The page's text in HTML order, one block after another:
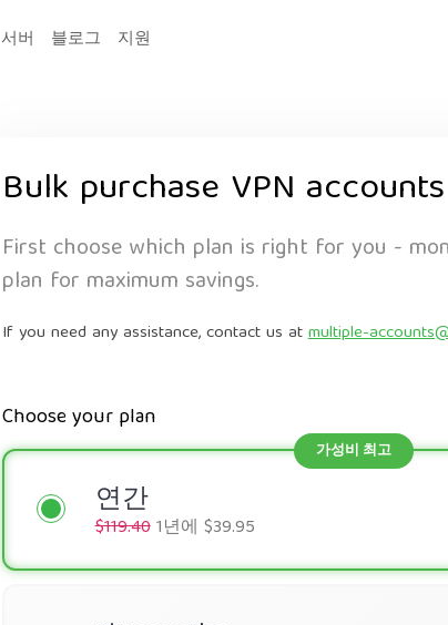
서버 블로그 지원
Bulk purchase VPN accounts
First choose which plan is right for you -
plan for maximum savings.
If you need any assistance, contact us atmultiple-
Choose your plan
연간
$119.401년에 $39.95